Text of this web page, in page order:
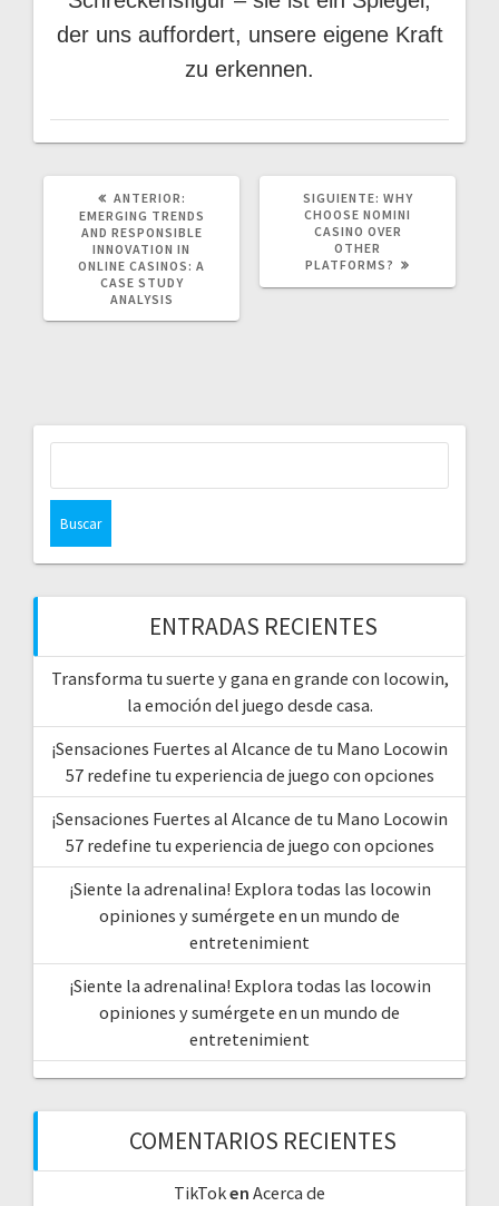
der uns auffordert, unsere eigene Kraft
zu erkennen.
ANTERIOR:
ANTERIOR:
EMERGING TRENDS
AND RESPONSIBLE
INNOVATION IN
ONLINE CASINOS: A
CASE STUDY
ANALYSIS
SIGUIENTE: SIGUIENTE
POST:
WHY
CHOOSE NOMINI
CASINO OVER
OTHER
PLATFORMS?
ENTRADAS RECIENTES
Transforma tu suerte y gana en grande con locowin,
la emoción del juego desde casa.
¡Sensaciones Fuertes al Alcance de tu Mano Locowin
57 redefine tu experiencia de juego con opciones
¡Sensaciones Fuertes al Alcance de tu Mano Locowin
57 redefine tu experiencia de juego con opciones
¡Siente la adrenalina! Explora todas las locowin
opiniones y sumérgete en un mundo de
entretenimient
¡Siente la adrenalina! Explora todas las locowin
opiniones y sumérgete en un mundo de
entretenimient
COMENTARIOS RECIENTES
TikToken Acerca de